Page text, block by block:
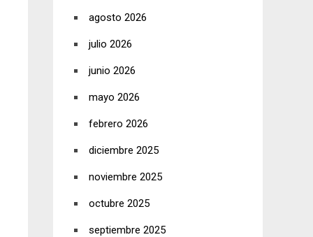
agosto 2026
julio 2026
junio 2026
mayo 2026
febrero 2026
diciembre 2025
noviembre 2025
octubre 2025
septiembre 2025